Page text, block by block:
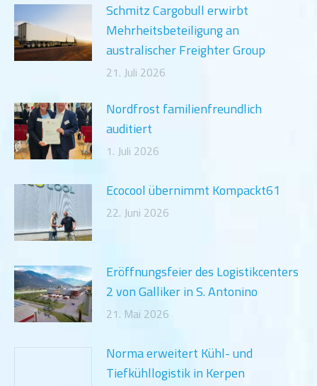
Schmitz Cargobull erwirbt
Mehrheitsbeteiligung an
australischer Freighter Group
21. Juli 2026
Nordfrost familienfreundlich
auditiert
1. Juli 2026
Ecocool übernimmt Kompackt61
22. Juni 2026
Eröffnungsfeier des Logistikcenters
2 von Galliker in S. Antonino
21. Mai 2026
Norma erweitert Kühl- und
Tiefkühllogistik in Kerpen